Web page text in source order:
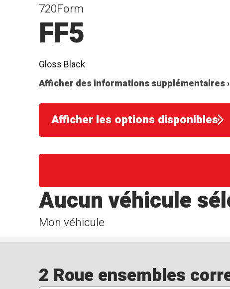
720Form
FF5
Gloss Black
Afficher des informations supplémentaires ›
Afficher les options disponibles
Mon véhicule
Aucun véhicule
2 Roue ensembles